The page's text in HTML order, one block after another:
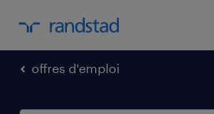
offres d'emploi